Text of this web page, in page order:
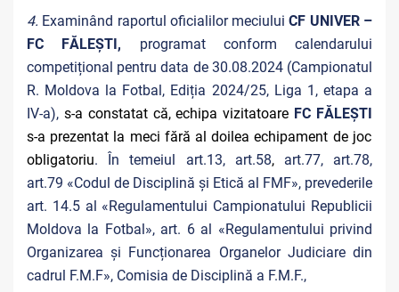
4. Examinând raportul oficialilor meciuluiCF UNIVER –
FC FĂLEȘTI, programat conform calendarului
competițional pentru data de 30.08.2024 (Campionatul
R. Moldova la Fotbal, Ediția 2024/25, Liga 1, etapa a
IV-a), s-a constatat că, echipa vizitatoare FC FĂLEȘTI
s-a prezentat la meci fără al doilea echipament de joc
obligatoriu. În temeiul art.13, art.58, art.77, art.78,
art.79 «Codul de Disciplină și Etică al FMF», prevederile
art. 14.5 al «Regulamentului Campionatului Republicii
Moldova la Fotbal», art. 6 al «Regulamentului privind
Organizarea și Funcționarea Organelor Judiciare din
cadrul F.M.F», Comisia de Disciplină a F.M.F.,